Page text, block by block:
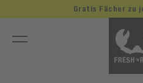
Gratis Fächer zu